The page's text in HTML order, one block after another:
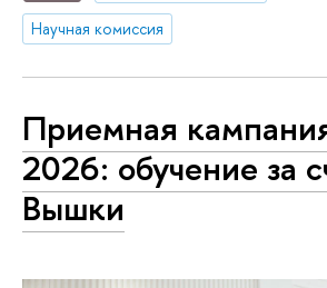
Научная комиссия
Приемная
2026: обучение за
Вышки